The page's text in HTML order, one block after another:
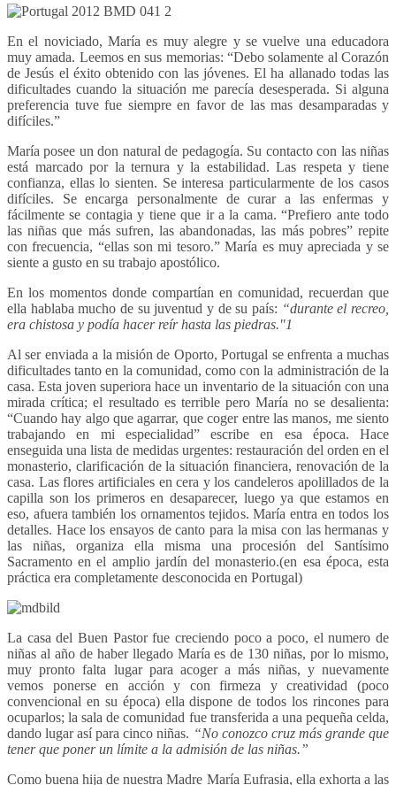
En el noviciado, María es muy alegre y se vuelve una educadora
muy amada. Leemos en sus memorias: “Debo solamente al Corazón
de Jesús el éxito obtenido con las jóvenes. El ha allanado todas las
dificultades cuando la situación me parecía desesperada. Si alguna
preferencia tuve fue siempre en favor de las mas desamparadas y
difíciles.”
María posee un don natural de pedagogía. Su contacto con las niñas
está marcado por la ternura y la estabilidad. Las respeta y tiene
confianza, ellas lo sienten. Se interesa particularmente de los casos
difíciles. Se encarga personalmente de curar a las enfermas y
fácilmente se contagia y tiene que ir a la cama. “Prefiero ante todo
las niñas que más sufren, las abandonadas, las más pobres” repite
con frecuencia, “ellas son mi tesoro.” María es muy apreciada y se
siente a gusto en su trabajo apostólico.
En los momentos donde compartían en comunidad, recuerdan que
ella hablaba mucho de su juventud y de su país: “durante el recreo,
era chistosa y podía hacer reír hasta las piedras."1
Al ser enviada a la misión de Oporto, Portugal se enfrenta a muchas
dificultades tanto en la comunidad, como con la administración de la
casa. Esta joven superiora hace un inventario de la situación con una
mirada crítica; el resultado es terrible pero María no se desalienta:
“Cuando hay algo que agarrar, que coger entre las manos, me siento
trabajando en mi especialidad” escribe en esa época. Hace
enseguida una lista de medidas urgentes: restauración del orden en el
monasterio, clarificación de la situación financiera, renovación de la
casa. Las flores artificiales en cera y los candeleros apolillados de la
capilla son los primeros en desaparecer, luego ya que estamos en
eso, afuera también los ornamentos tejidos. María entra en todos los
detalles. Hace los ensayos de canto para la misa con las hermanas y
las niñas, organiza ella misma una procesión del Santísimo
Sacramento en el amplio jardín del monasterio.(en esa época, esta
práctica era completamente desconocida en Portugal)
La casa del Buen Pastor fue creciendo poco a poco, el numero de
niñas al año de haber llegado María es de 130 niñas, por lo mismo,
muy pronto falta lugar para acoger a más niñas, y nuevamente
vemos ponerse en acción y con firmeza y creatividad (poco
convencional en su época) ella dispone de todos los rincones para
ocuparlos; la sala de comunidad fue transferida a una pequeña celda,
dando lugar así para cinco niñas. “No conozco cruz más grande que
tener que poner un límite a la admisión de las niñas.”
Como buena hija de nuestra Madre María Eufrasia, ella exhorta a las